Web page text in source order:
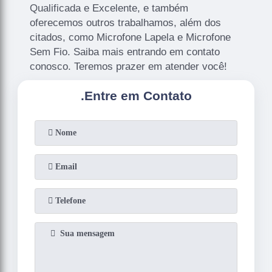
Qualificada e Excelente, e também
oferecemos outros trabalhamos, além dos
citados, como Microfone Lapela e Microfone
Sem Fio. Saiba mais entrando em contato
conosco. Teremos prazer em atender você!
.Entre em Contato